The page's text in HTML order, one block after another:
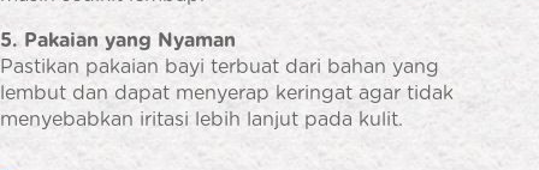
5. Pakaian yang Nyaman
Pastikan pakaian bayi terbuat dari bahan yang
lembut dan dapat menyerap keringat agar tidak
menyebabkan iritasi lebih lanjut pada kulit.